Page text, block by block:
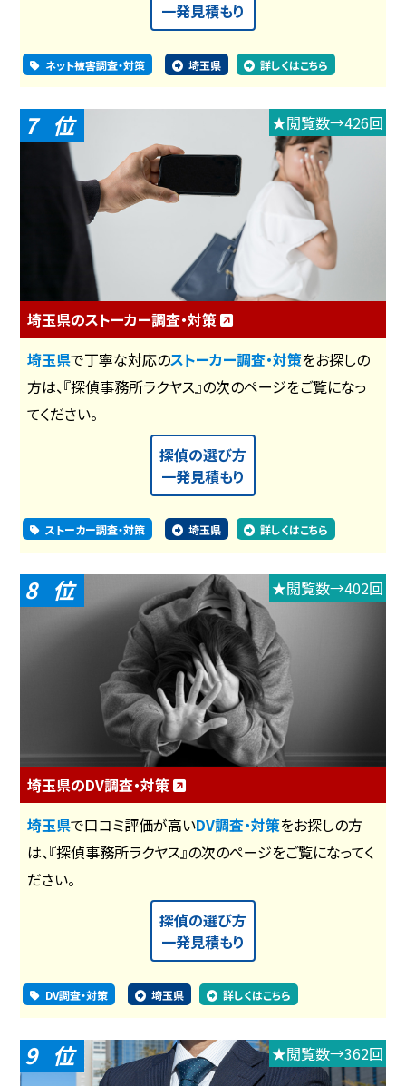
一発見積もり
ネット被害調査・対策 埼玉県 詳しくはこちら
7 ★閲覧数→426回
埼玉県のストーカー調査・対策
埼玉県で丁寧な対応のストーカー調査・対策をお探しの
方は、『探偵事務所ラクヤス』の次のページをご覧になっ
てください。
探偵の選び方
一発見積もり
ストーカー調査・対策 埼玉県 詳しくはこちら
8 ★閲覧数→402回
埼玉県のDV調査・対策
埼玉県で口コミ評価が高いDV調査・対策をお探しの方
は、『探偵事務所ラクヤス』の次のページをご覧になってく
ださい。
探偵の選び方
一発見積もり
DV調査・対策 埼玉県 詳しくはこちら
9 ★閲覧数→362回